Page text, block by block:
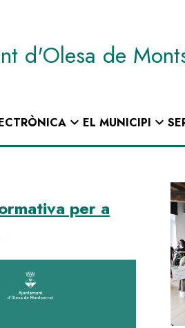
d'Olesa de
expand_more EL MUNICIPI expand_more
per a